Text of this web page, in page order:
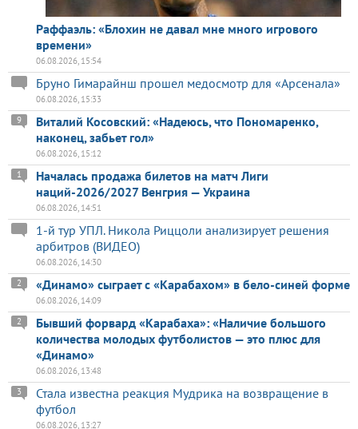
Раффаэль: «Блохин не давал мне много игрового
времени»
06.08.2026, 15:54
Бруно Гимарайнш прошел медосмотр для «Арсенала»
06.08.2026, 15:33
Виталий Косовский: «Надеюсь, что Пономаренко,
наконец, забьет гол»
9
06.08.2026, 15:12
Началась продажа билетов на матч Лиги
наций-2026/2027 Венгрия — Украина
1
06.08.2026, 14:51
1-й тур УПЛ. Никола Риццоли анализирует решения
арбитров (ВИДЕО)
06.08.2026, 14:30
«Динамо» сыграет с «Карабахом» в бело-синей форме
2
06.08.2026, 14:09
Бывший форвард «Карабаха»: «Наличие большого
количества молодых футболистов — это плюс для
«Динамо»
2
06.08.2026, 13:48
Стала известна реакция Мудрика на возвращение в
футбол
3
06.08.2026, 13:27